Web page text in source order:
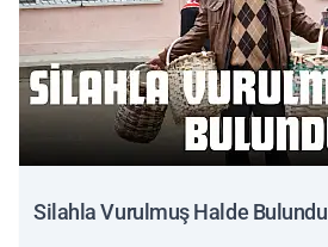
Silahla Vurulmuş Halde Bulundu